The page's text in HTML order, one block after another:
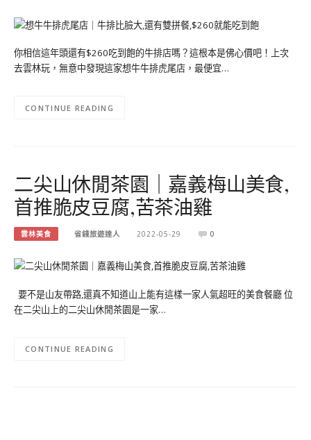
你相信這年頭還有$260吃到飽的牛排店嗎？這根本是佛心價吧！上次
去雲林玩，無意中發現這家想牛牛排虎尾店，最便宜…
CONTINUE READING
二尖山休閒茶園｜嘉義梅山美食,
首推脆皮豆腐,苦茶油雞
雲林美食 省錢旅遊達人 2022-05-29 0
要不是山友帶路,還真不知道山上能有這樣一家人氣超旺的美食餐廳 位
在二尖山上的二尖山休閒茶園是一家…
CONTINUE READING